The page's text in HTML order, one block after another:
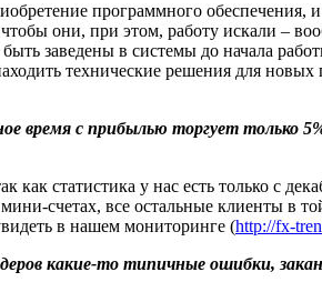
программного
они, при этом, работу искали –
заведены в системы до начала
технические решения для
время с прибылью торгует
статистика у нас есть только с
счетах, все остальные клиенты
в нашем мониторинге (http://fx-
какие-то типичные ошибки,